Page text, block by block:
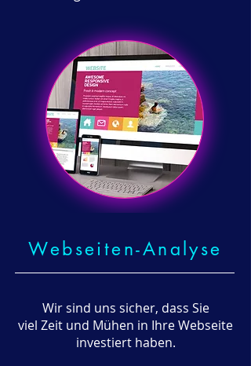
Webseiten-Analyse
Wir sind uns sicher, dass Sie
viel Zeit und Mühen in Ihre Webseite
investiert haben.